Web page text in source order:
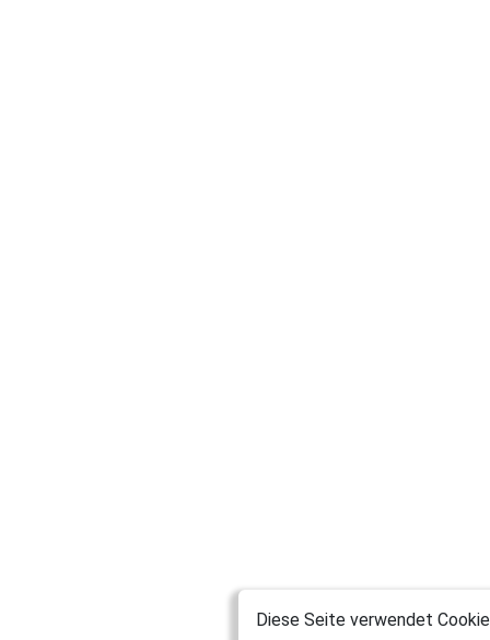
Diese Seite verwendet